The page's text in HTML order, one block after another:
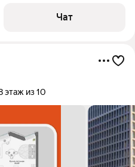
кв. м в современном
Чат
этаж из 10